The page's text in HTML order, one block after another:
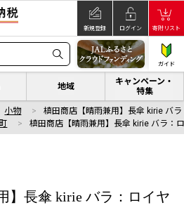
新規登録 ログイン 寄附リスト
ガイド
地域
キャンペーン・
特集
小物
槙田商店【晴雨兼用】長傘 kirie バ
槙田商店【晴雨兼用】長傘 kirie バラ：
】長傘 kirie バラ：ロイヤ